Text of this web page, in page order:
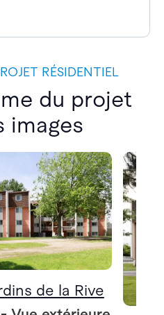
RÉSIDENTIEL
du projet
images
de la Rive